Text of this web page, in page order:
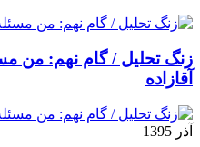
زنگ تحلیل / گام نهم: من
آقازاده
آذر 1395